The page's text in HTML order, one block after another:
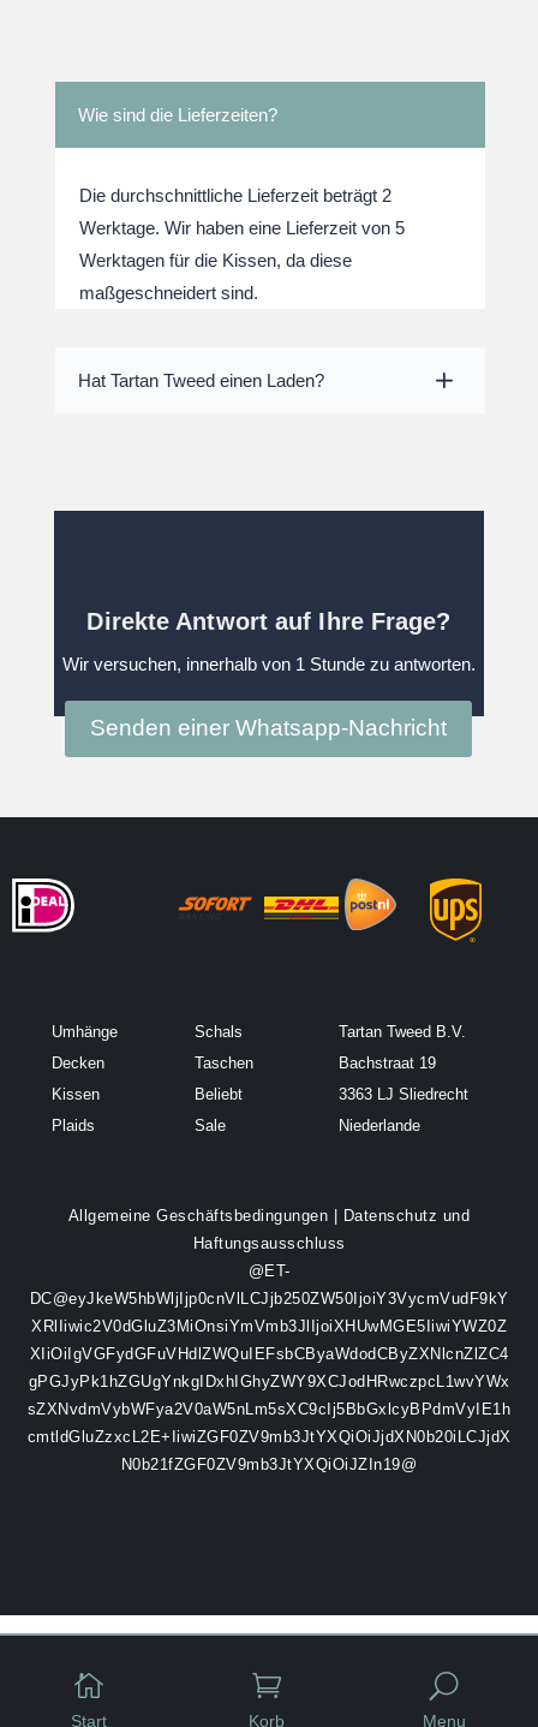
Wie sind die Lieferzeiten?
Die durchschnittliche Lieferzeit beträgt 2
Werktage. Wir haben eine Lieferzeit von 5
Werktagen für die Kissen, da diese
maßgeschneidert sind.
Hat Tartan Tweed einen Laden?
Direkte Antwort auf Ihre Frage?
Wir versuchen, innerhalb von 1 Stunde zu antworten.
Senden einer Whatsapp-Nachricht
Umhänge
Decken
Kissen
Plaids
Schals
Taschen
Beliebt
Sale
Tartan Tweed B.V.
Bachstraat 19
3363 LJ Sliedrecht
Niederlande

Start

Korb
U
Menu
Allgemeine Geschäftsbedingungen
Datenschutz und
Haftungsausschluss
@ET-
DC@eyJkeW5hbWljIjp0cnVlLCJjb250ZW50IjoiY3VycmVudF9kY
XRlIiwic2V0dGluZ3MiOnsiYmVmb3JlIjoiXHUwMGE5IiwiYWZ0Z
XIiOiIgVGFydGFuVHdlZWQuIEFsbCByaWdodCByZXNlcnZlZC4
gPGJyPk1hZGUgYnkgIDxhIGhyZWY9XCJodHRwczpcL1wvYWx
sZXNvdmVybWFya2V0aW5nLm5sXC9cIj5BbGxlcyBPdmVyIE1h
cmtldGluZzxcL2E+IiwiZGF0ZV9mb3JtYXQiOiJjdXN0b20iLCJjdX
N0b21fZGF0ZV9mb3JtYXQiOiJZIn19@